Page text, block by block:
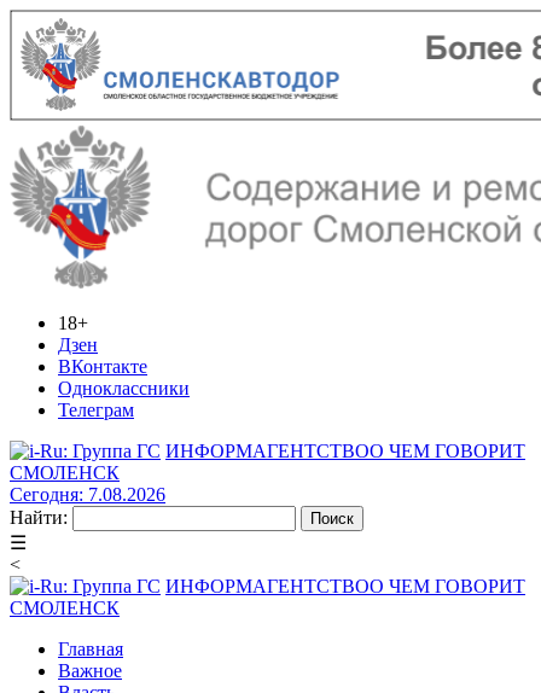
18+
Дзен
ВКонтакте
Одноклассники
Телеграм
ИНФОРМАГЕНТСТВОО ЧЕМ ГОВОРИТ
СМОЛЕНСК
Сегодня: 7.08.2026
Найти:
☰
<
ИНФОРМАГЕНТСТВОО ЧЕМ ГОВОРИТ
СМОЛЕНСК
Главная
Важное